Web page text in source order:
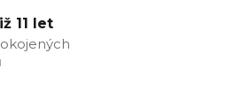
11 let